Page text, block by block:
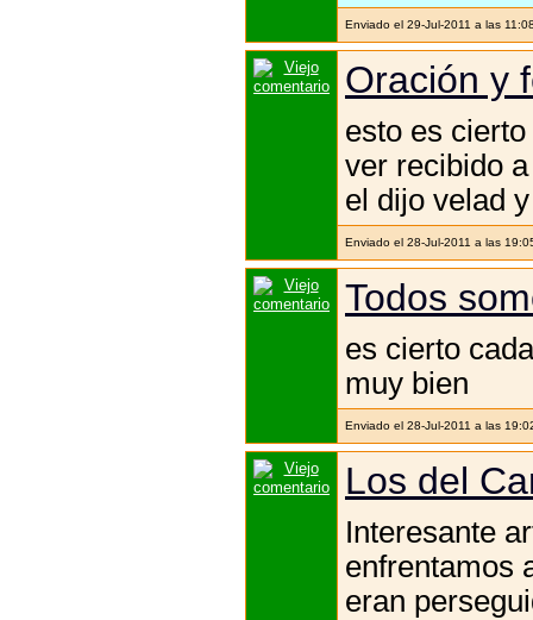
Enviado el 29-Jul-2011 a las
Oración y
esto es
ver recibido
el dijo velad
Enviado el 28-Jul-2011 a las
Todos
es cierto
muy bien
Enviado el 28-Jul-2011 a las
Los del
Interesante
enfrentamos
eran